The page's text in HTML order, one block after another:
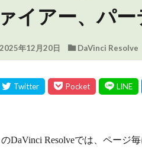
イアー、パ
2025年12月20日 DaVinci Resolve
DaVinci Resolveでは、ページ